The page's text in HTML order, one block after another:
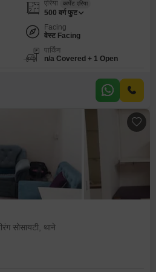
एरिया कार्पेट एरिया
500 वर्ग फुट
Facing
वेस्ट Facing
पार्किंग
n/a Covered + 1 Open
सोसायटी, थाने